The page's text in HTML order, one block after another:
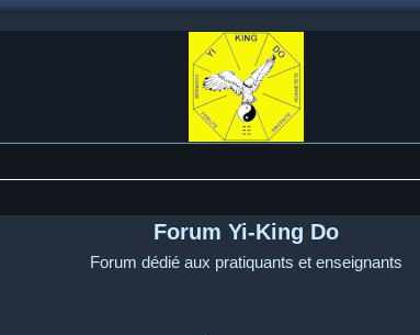
Forum Yi-King Do
Forum dédié aux pratiquants et enseignants